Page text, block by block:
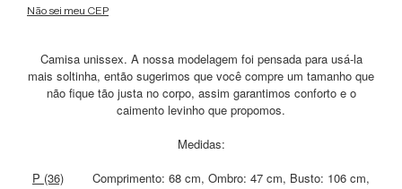
Não sei meu CEP
Camisa unissex. A nossa modelagem foi pensada para usá-la
mais soltinha, então sugerimos que você compre um tamanho que
não fique tão justa no corpo, assim garantimos conforto e o
caimento levinho que propomos.
Medidas:
P (36) Comprimento: 68 cm, Ombro: 47 cm, Busto: 106 cm,